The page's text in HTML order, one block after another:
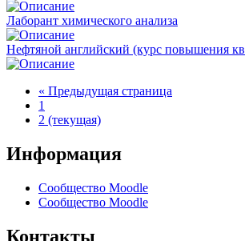
Лаборант химического анализа
Нефтяной английский (курс повышения
« Предыдущая страница
1
2 (текущая)
Информация
Сообщество Moodle
Сообщество Moodle
Контакты